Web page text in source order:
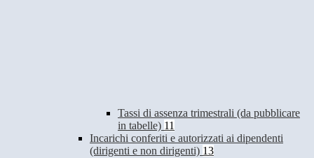
Tassi di assenza trimestrali (da pubblicare
in tabelle) 11
Incarichi conferiti e autorizzati ai dipendenti
(dirigenti e non dirigenti) 13